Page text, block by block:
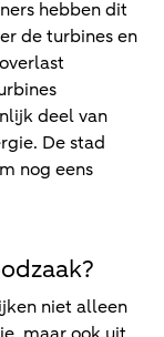
hebben dit
de turbines en
deel van
De stad
nog eens
niet alleen